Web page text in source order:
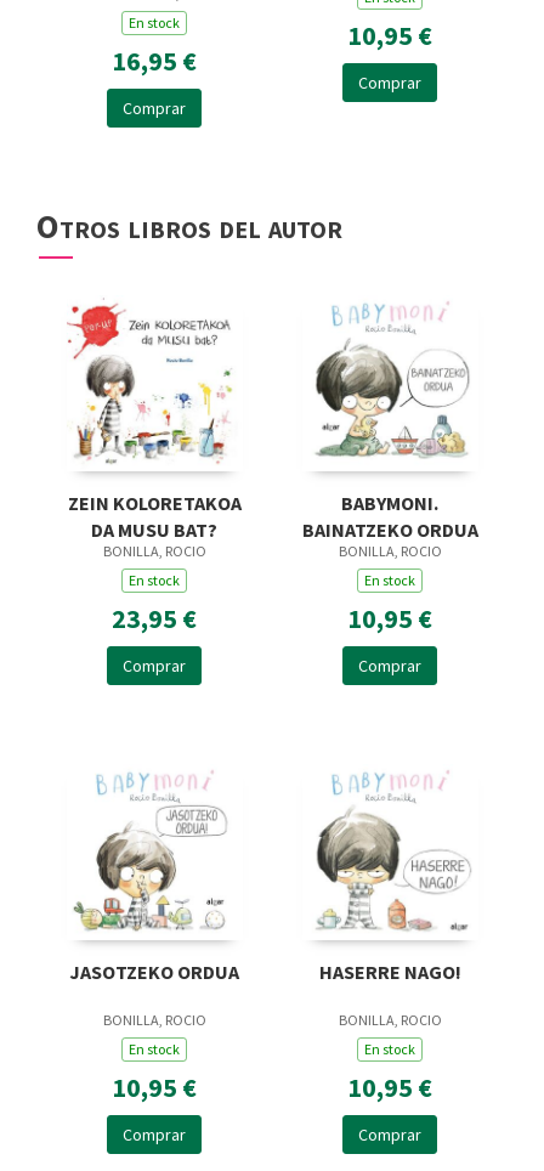
En stock
16,95 €
Comprar
10,95 €
Comprar
Otros libros del autor
ZEIN KOLORETAKOA
DA MUSU BAT?
BONILLA, ROCIO
En stock
23,95 €
Comprar
BABYMONI.
BAINATZEKO ORDUA
BONILLA, ROCIO
En stock
10,95 €
Comprar
JASOTZEKO ORDUA
BONILLA, ROCIO
En stock
10,95 €
Comprar
HASERRE NAGO!
BONILLA, ROCIO
En stock
10,95 €
Comprar